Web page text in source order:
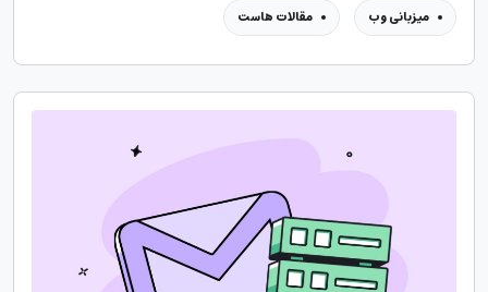
میزبانی وب مقالات هاست